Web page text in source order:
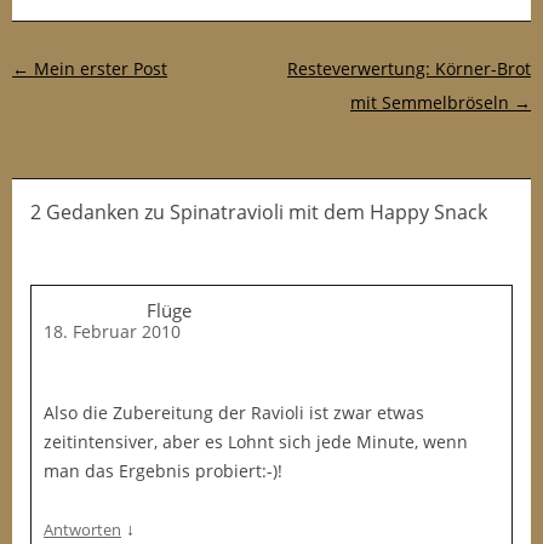
Post-Navigation
← Mein erster Post
Resteverwertung: Körner-Brot
mit Semmelbröseln →
2 Gedanken zu Spinatravioli mit dem Happy Snack
Flüge
18. Februar 2010
Also die Zubereitung der Ravioli ist zwar etwas
zeitintensiver, aber es Lohnt sich jede Minute, wenn
man das Ergebnis probiert:-)!
Antworten ↓